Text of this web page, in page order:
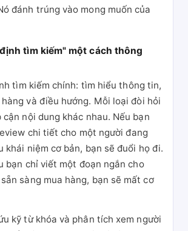
đánh trúng vào mong muốn của
tìm kiếm" một cách thông
tìm kiếm chính: tìm hiểu thông tin,
hàng và điều hướng. Mỗi loại đòi hỏi
nội dung khác nhau. Nếu bạn
chi tiết cho một người đang
khái niệm cơ bản, bạn sẽ đuổi họ đi.
bạn chỉ viết một đoạn ngắn cho
sàng mua hàng, bạn sẽ mất cơ
kỹ từ khóa và phân tích xem người